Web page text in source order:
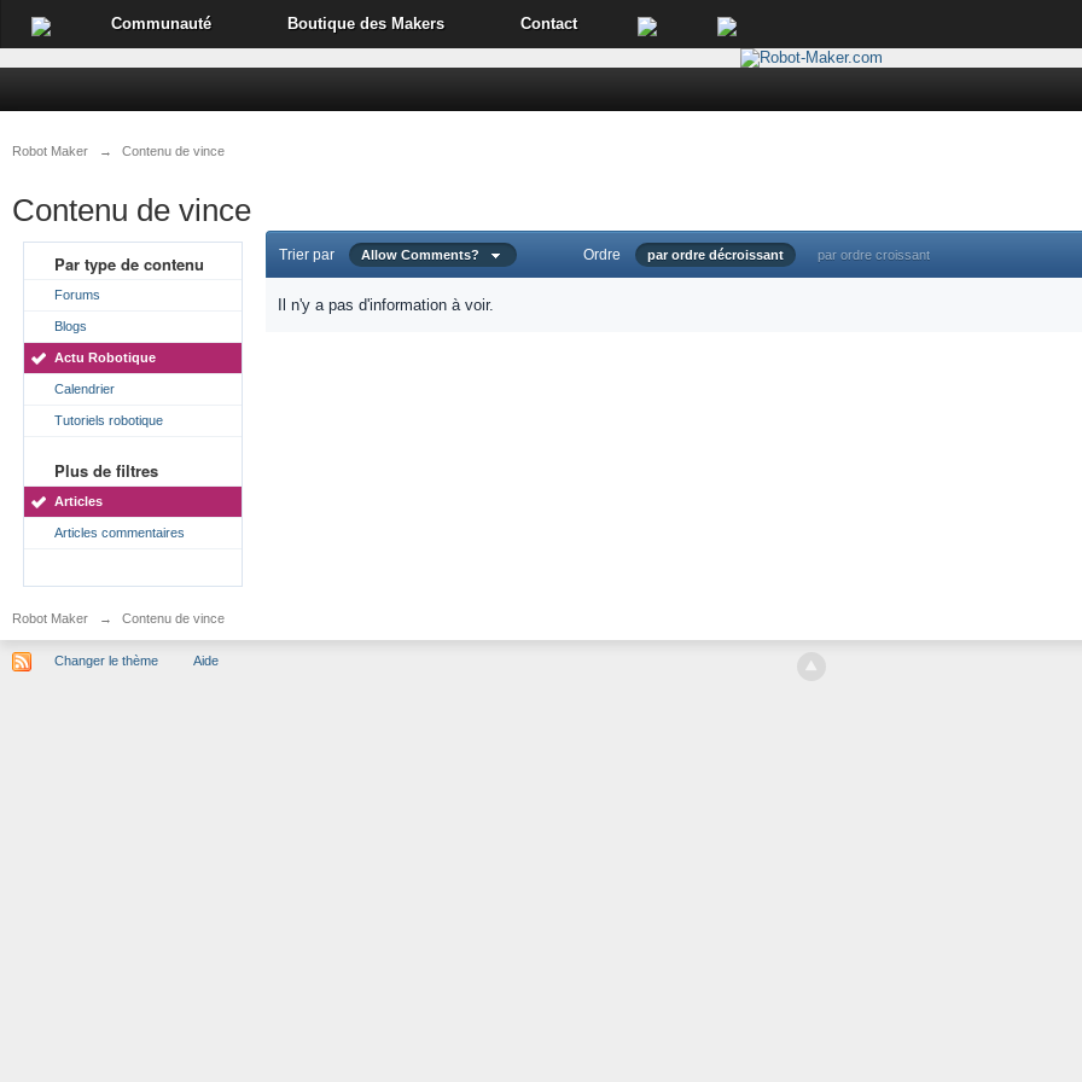
Communauté Boutique des Makers Contact
Robot Maker → Contenu de vince
Contenu de vince
Par type de contenu
Forums
Blogs
Actu Robotique
Calendrier
Tutoriels robotique
Plus de filtres
Articles
Articles commentaires
Trier par Allow Comments? Ordre par ordre décroissant par ordre croissant
Il n'y a pas d'information à voir.
Robot Maker → Contenu de vince
Changer le thème Aide